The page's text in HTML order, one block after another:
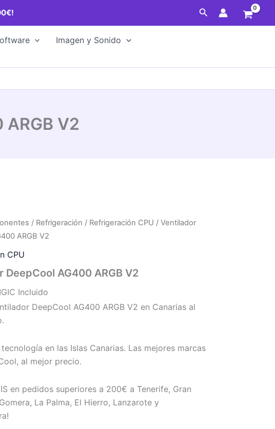
Buscar
Imagen y Sonido
V2
/ Refrigeración / Refrigeración CPU / Ventilador
ARGB V2
CPU
DeepCool AG400 ARGB V2
IGIC Incluido
DeepCool AG400 ARGB V2 en Canarias al
en las Islas Canarias. Las mejores marcas
al mejor precio.
en pedidos superiores a 200€ a Tenerife, Gran
La Palma, El Hierro, Lanzarote y